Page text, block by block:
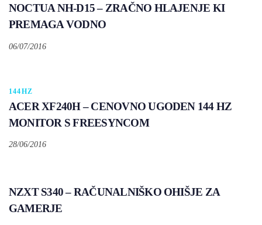
NOCTUA NH-D15 – ZRAČNO HLAJENJE KI
PREMAGA VODNO
06/07/2016
144HZ
ACER XF240H – CENOVNO UGODEN 144 HZ
MONITOR S FREESYNCOM
28/06/2016
NZXT S340 – RAČUNALNIŠKO OHIŠJE ZA
GAMERJE